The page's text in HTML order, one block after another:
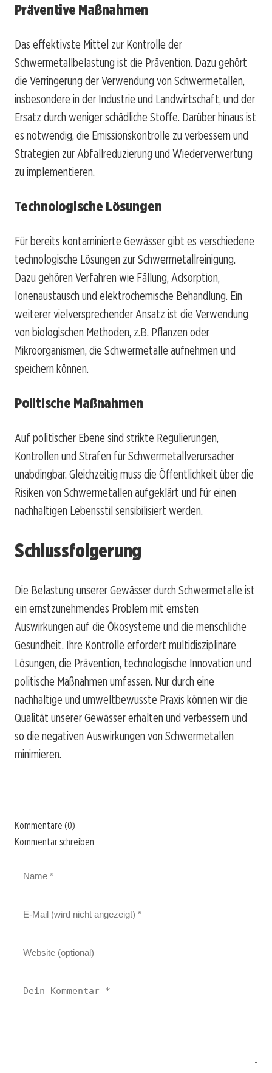
Präventive Maßnahmen
Das effektivste Mittel zur Kontrolle der
Schwermetallbelastung ist die Prävention. Dazu gehört
die Verringerung der Verwendung von Schwermetallen,
insbesondere in der Industrie und Landwirtschaft, und der
Ersatz durch weniger schädliche Stoffe. Darüber hinaus ist
es notwendig, die Emissionskontrolle zu verbessern und
Strategien zur Abfallreduzierung und Wiederverwertung
zu implementieren.
Technologische Lösungen
Für bereits kontaminierte Gewässer gibt es verschiedene
technologische Lösungen zur Schwermetallreinigung.
Dazu gehören Verfahren wie Fällung, Adsorption,
Ionenaustausch und elektrochemische Behandlung. Ein
weiterer vielversprechender Ansatz ist die Verwendung
von biologischen Methoden, z.B. Pflanzen oder
Mikroorganismen, die Schwermetalle aufnehmen und
speichern können.
Politische Maßnahmen
Auf politischer Ebene sind strikte Regulierungen,
Kontrollen und Strafen für Schwermetallverursacher
unabdingbar. Gleichzeitig muss die Öffentlichkeit über die
Risiken von Schwermetallen aufgeklärt und für einen
nachhaltigen Lebensstil sensibilisiert werden.
Schlussfolgerung
Die Belastung unserer Gewässer durch Schwermetalle ist
ein ernstzunehmendes Problem mit ernsten
Auswirkungen auf die Ökosysteme und die menschliche
Gesundheit. Ihre Kontrolle erfordert multidisziplinäre
Lösungen, die Prävention, technologische Innovation und
politische Maßnahmen umfassen. Nur durch eine
nachhaltige und umweltbewusste Praxis können wir die
Qualität unserer Gewässer erhalten und verbessern und
so die negativen Auswirkungen von Schwermetallen
minimieren.
Kommentare (0)
Kommentar schreiben